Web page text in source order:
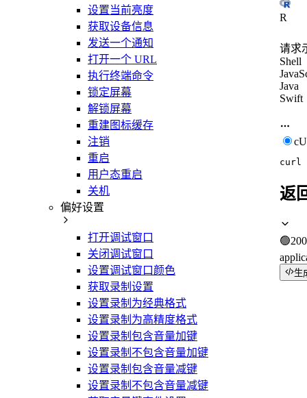
设置当前亮度
获取设备信息
发送一个通知
打开一个 URL
执行终端命令
锁定屏幕
解锁屏幕
重建图标缓存
注销
重启
用户态重启
关机
偏好设置
打开调试窗口
关闭调试窗口
设置调试窗口颜色
获取录制设置
设置录制为经典格式
设置录制为高精度格式
设置录制包含音量加键
设置录制不包含音量加键
设置录制包含音量减键
设置录制不包含音量减键
R
请求
Shell
Java
Swift
curl
返
🟢200
生